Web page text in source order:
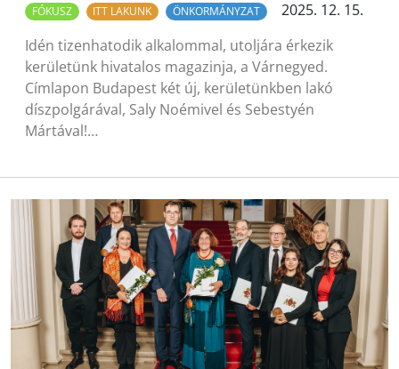
FÓKUSZ ITT LAKUNK ÖNKORMÁNYZAT
2025. 12. 15.
Idén tizenhatodik alkalommal, utoljára érkezik
kerületünk hivatalos magazinja, a Várnegyed.
Címlapon Budapest két új, kerületünkben lakó
díszpolgárával, Saly Noémivel és Sebestyén
Mártával!…